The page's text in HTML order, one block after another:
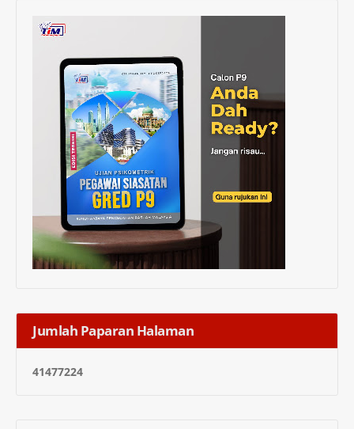
Jumlah Paparan Halaman
41477224